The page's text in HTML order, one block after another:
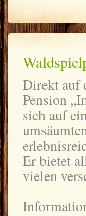
Direkt auf
Pension
sich auf
Er bietet
vielen